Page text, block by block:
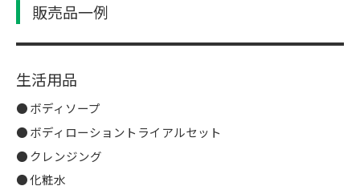
販売品一例
生活用品
ボディソープ
ボディローショントライアルセット
クレンジング
化粧水